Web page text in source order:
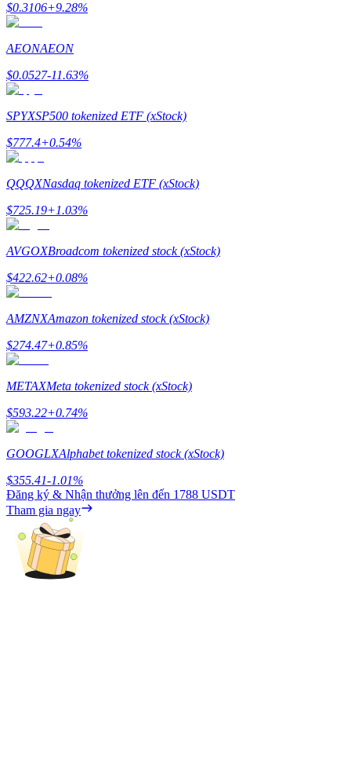
Giới thiệu
Mời một người bạn để nhận phần thưởng tiền mặt
BTC Welcome Rewards
BTC Welcome Rewards
Register & Trade to Win 500,000 USDT
Precious Metals Trading Carnival
$0.3106+9.28%
AEONAEON
$0.0527-11.63%
SPYXSP500 tokenized ETF (xStock)
$777.4+0.54%
QQQXNasdaq tokenized ETF (xStock)
$725.19+1.03%
AVGOXBroadcom tokenized stock (xStock)
$422.62+0.08%
AMZNXAmazon tokenized stock (xStock)
$274.47+0.85%
METAXMeta tokenized stock (xStock)
$593.22+0.74%
GOOGLXAlphabet tokenized stock (xStock)
$355.41-1.01%
Đăng ký & Nhận thưởng lên đến 1788 USDT
Tham gia ngay